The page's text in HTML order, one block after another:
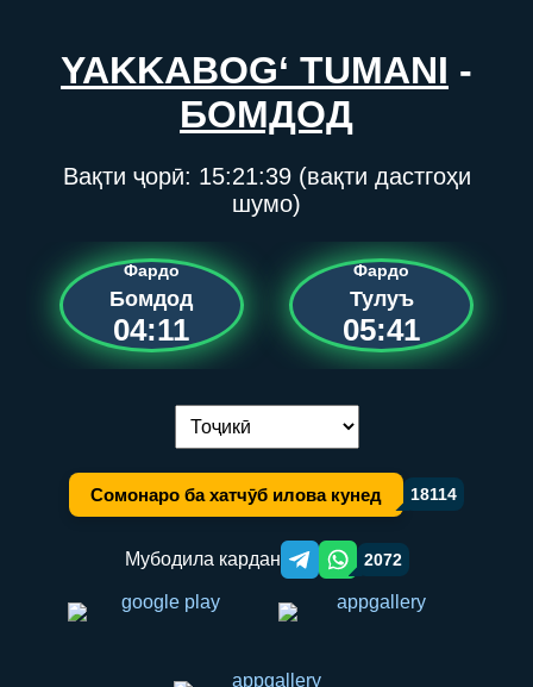
YAKKABOG‘ TUMANI -
БОМДОД
Вақти ҷорӣ: 15:21:39(вақти дастгоҳи
шумо)
Фардо
Бомдод
04:11
Фардо
Тулуъ
05:41
Иваз кардани забон:
Сомонаро ба хатчӯб илова кунед 18114
Мубодила кардан Telegram orqali ulashish
WhatsApp orqali ulashish
2072